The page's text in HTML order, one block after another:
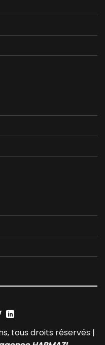
tous droits réservés |